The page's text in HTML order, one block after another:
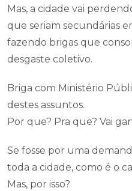
Mas, a cidade vai
que seriam secundárias
fazendo brigas que
desgaste coletivo.
Briga com Ministério
destes assuntos.
Por que? Pra que? Vai
Se fosse por uma
toda a cidade, como é o
Mas, por isso?